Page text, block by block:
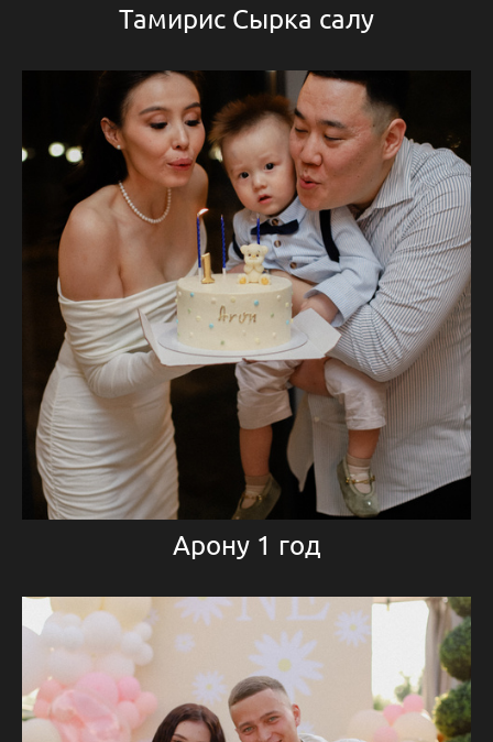
Тамирис Сырка салу
Арону 1 год